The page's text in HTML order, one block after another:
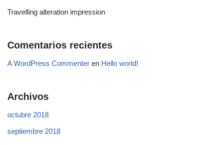
Travelling alteration impression
Comentarios recientes
A WordPress Commenter en Hello world!
Archivos
octubre 2018
septiembre 2018